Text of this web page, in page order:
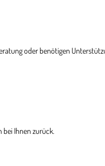
oder benötigen
Ihnen zurück.